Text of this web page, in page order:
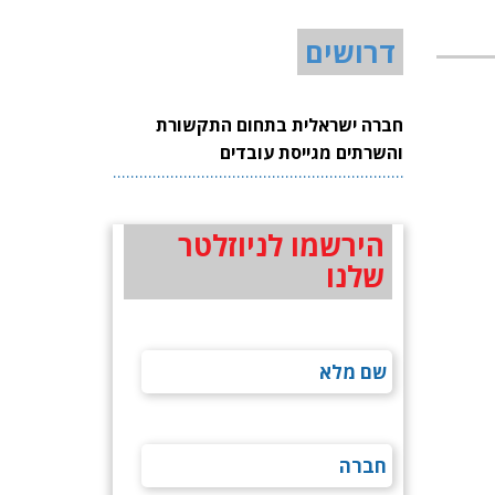
דרושים
חברה ישראלית בתחום התקשורת
והשרתים מגייסת עובדים
הירשמו לניוזלטר
שלנו